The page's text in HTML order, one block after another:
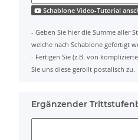
Schablone Video-Tutorial
- Geben Sie hier die Summe aller
welche nach Schablone gefertigt
- Fertigen Sie (z.B. von
Sie uns diese gerollt postalisch zu.
Ergänzender